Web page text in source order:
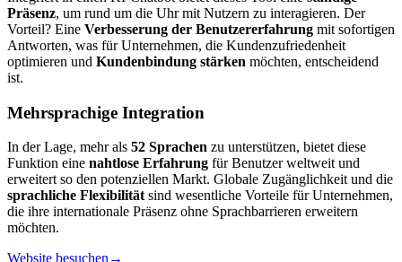
Präsenz, um rund um die Uhr mit Nutzern zu interagieren. Der
Vorteil? Eine Verbesserung der Benutzererfahrung mit sofortigen
Antworten, was für Unternehmen, die Kundenzufriedenheit
optimieren und Kundenbindung stärken möchten, entscheidend
ist.
Mehrsprachige Integration
In der Lage, mehr als 52 Sprachen zu unterstützen, bietet diese
Funktion eine nahtlose Erfahrung für Benutzer weltweit und
erweitert so den potenziellen Markt. Globale Zugänglichkeit und die
sprachliche Flexibilität sind wesentliche Vorteile für Unternehmen,
die ihre internationale Präsenz ohne Sprachbarrieren erweitern
möchten.
Website besuchen →